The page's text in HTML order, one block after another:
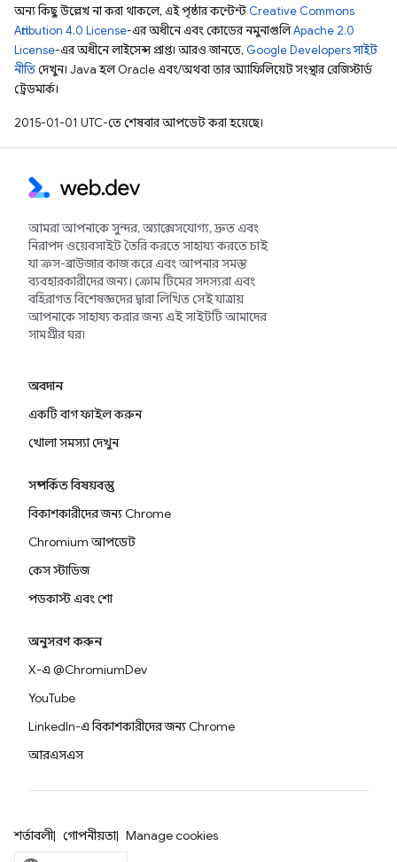
অন্য কিছু উল্লেখ না করা থাকলে, এই পৃষ্ঠার কন্টেন্ট Creative Commons
Attribution 4.0 License-এর অধীনে এবং কোডের নমুনাগুলিApache 2.0
License-এর অধীনে লাইসেন্স প্রাপ্ত। আরও জানতে, Google Developers সাইট
নীতিদেখুন। Java হল Oracle এবং/অথবা তার অ্যাফিলিয়েট সংস্থার রেজিস্টার্ড
ট্রেডমার্ক।
2015-01-01 UTC-তে শেষবার আপডেট করা হয়েছে।
আমরা আপনাকে সুন্দর, অ্যাক্সেসযোগ্য, দ্রুত এবং
নিরাপদ ওয়েবসাইট তৈরি করতে সাহায্য করতে চাই
যা ক্রস-ব্রাউজার কাজ করে এবং আপনার সমস্ত
ব্যবহারকারীদের জন্য। ক্রোম টিমের সদস্যরা এবং
বহিরাগত বিশেষজ্ঞদের দ্বারা লিখিত সেই যাত্রায়
আপনাকে সাহায্য করার জন্য এই সাইটটি আমাদের
সামগ্রীর ঘর৷
অবদান
একটি বাগ ফাইল করুন
খোলা সমস্যা দেখুন
সম্পর্কিত বিষয়বস্তু
বিকাশকারীদের জন্য Chrome
Chromium আপডেট
কেস স্টাডিজ
পডকাস্ট এবং শো
অনুসরণ করুন
X-এ @ChromiumDev
YouTube
LinkedIn-এ বিকাশকারীদের জন্য Chrome
আরএসএস
শর্তাবলী গোপনীয়তা Manage cookies